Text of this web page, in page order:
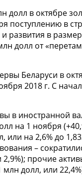
долл в октябре
поступлению в
развития в
долл от
Беларуси в
2018 г. С
в иностранной
на 1 ноября
или на 2,6% до
–
прочие
долл, или